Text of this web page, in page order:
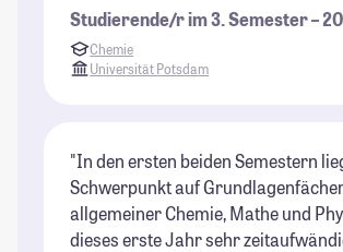
Studierende/r im 3. Semester –
Chemie
Universität Potsdam
"In den ersten beiden Semestern
Schwerpunkt auf
allgemeiner Chemie, Mathe und
dieses erste Jahr sehr